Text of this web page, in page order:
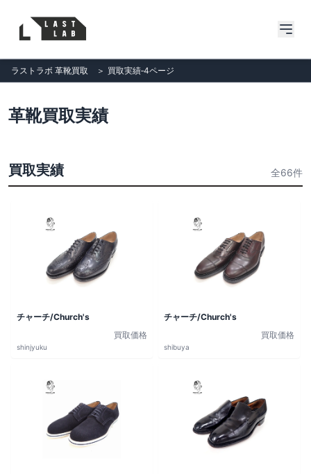
ラストラボ 革靴買取 ＞ 買取実績‐4ページ
革靴買取実績
買取実績 全66件
チャーチ/Church's
買取価格
shinjyuku
チャーチ/Church's
買取価格
shibuya